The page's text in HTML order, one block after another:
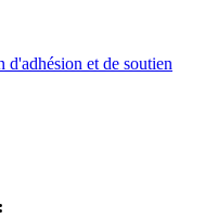
d'adhésion et de soutien